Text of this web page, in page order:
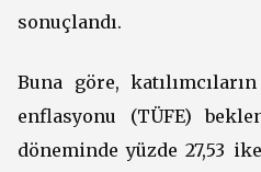
sonuçlandı.
Buna göre,
enflasyonu (TÜFE)
döneminde yüzde 27,53